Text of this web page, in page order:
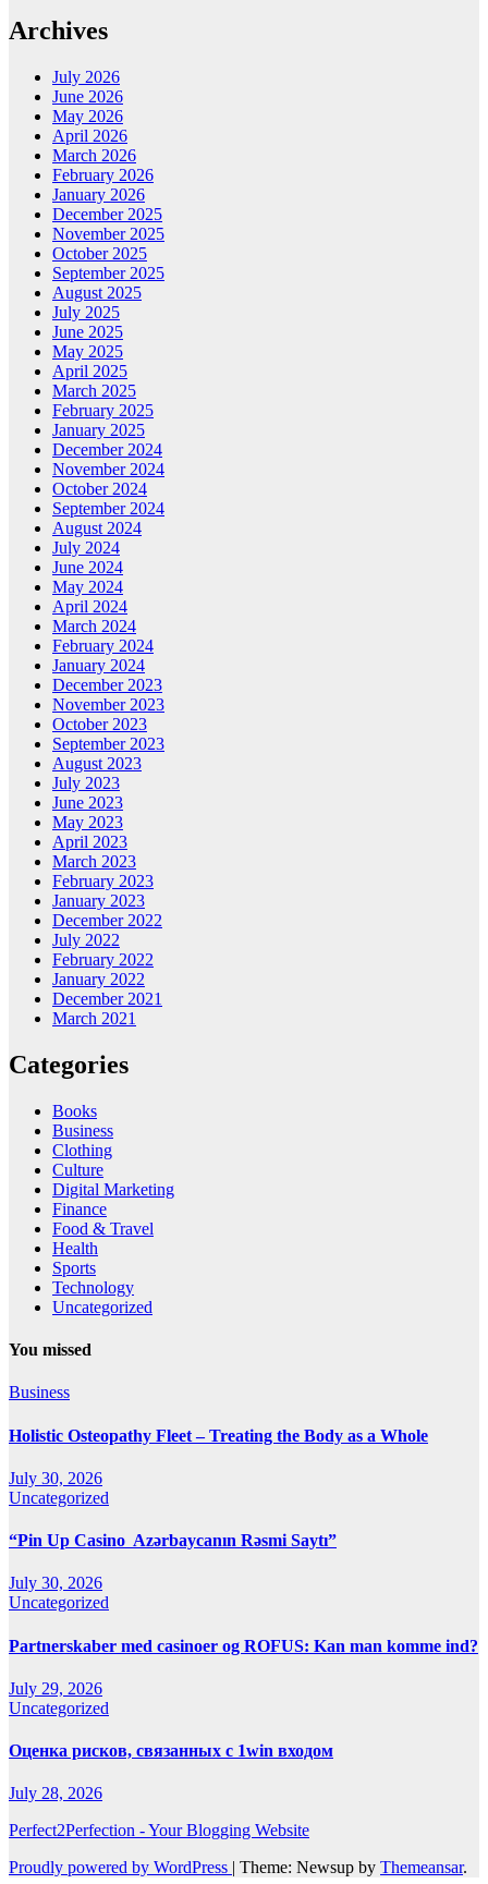
Archives
July 2026
June 2026
May 2026
April 2026
March 2026
February 2026
January 2026
December 2025
November 2025
October 2025
September 2025
August 2025
July 2025
June 2025
May 2025
April 2025
March 2025
February 2025
January 2025
December 2024
November 2024
October 2024
September 2024
August 2024
July 2024
June 2024
May 2024
April 2024
March 2024
February 2024
January 2024
December 2023
November 2023
October 2023
September 2023
August 2023
July 2023
June 2023
May 2023
April 2023
March 2023
February 2023
January 2023
December 2022
July 2022
February 2022
January 2022
December 2021
March 2021
Categories
Books
Business
Clothing
Culture
Digital Marketing
Finance
Food & Travel
Health
Sports
Technology
Uncategorized
You missed
Business
Holistic Osteopathy Fleet – Treating the Body as a Whole
July 30, 2026
Uncategorized
“Pin Up Casino ️ Azərbaycanın Rəsmi Saytı”
July 30, 2026
Uncategorized
Partnerskaber med casinoer og ROFUS: Kan man komme ind?
July 29, 2026
Uncategorized
Оценка рисков, связанных с 1win входом
July 28, 2026
Perfect2Perfection - Your Blogging Website
Proudly powered by WordPress
Theme: Newsup by Themeansar.